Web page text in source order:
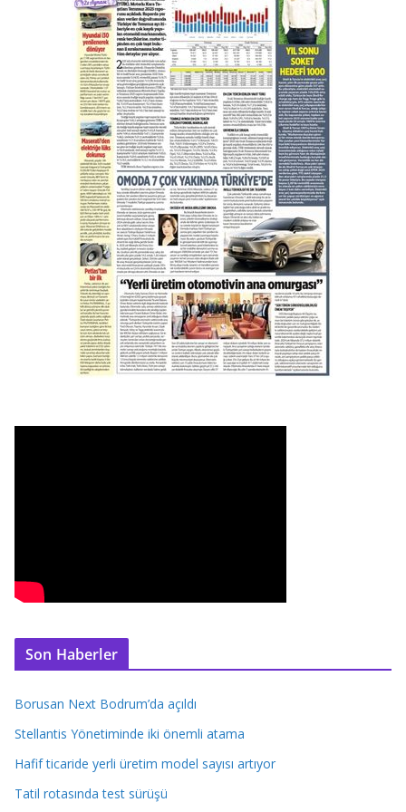
Son Haberler
Borusan Next Bodrum’da açıldı
Stellantis Yönetiminde iki önemli atama
Hafif ticaride yerli üretim model sayısı artıyor
Tatil rotasında test sürüşü